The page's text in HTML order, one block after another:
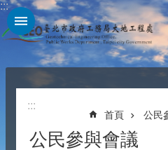
跳到主要內容區塊
:::
:::
首頁 公民
公民參與會議